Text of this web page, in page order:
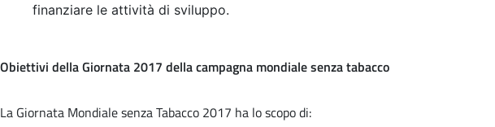
finanziare le attività di sviluppo.
Obiettivi della Giornata 2017 della campagna mondiale senza tabacco
La Giornata Mondiale senza Tabacco 2017 ha lo scopo di: